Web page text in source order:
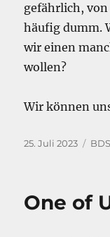
gefährlich,
häufig dumm.
wir einen
wollen?
Wir können
Veröffentlicht
25. Juli 2023
One of